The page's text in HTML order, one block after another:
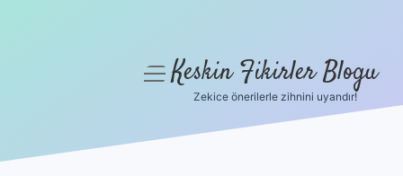
menüyüKeskin Fikirler Blogu
Zekice önerilerle zihnini uyandır!